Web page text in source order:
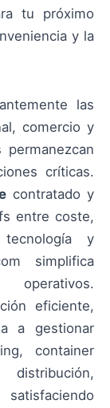
tu próximo
y la
las
comercio y
críticas.
contratado y
entre coste,
y
simplifica
eficiente,
a gestionar
container